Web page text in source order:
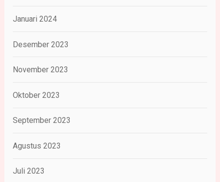
Januari 2024
Desember 2023
November 2023
Oktober 2023
September 2023
Agustus 2023
Juli 2023